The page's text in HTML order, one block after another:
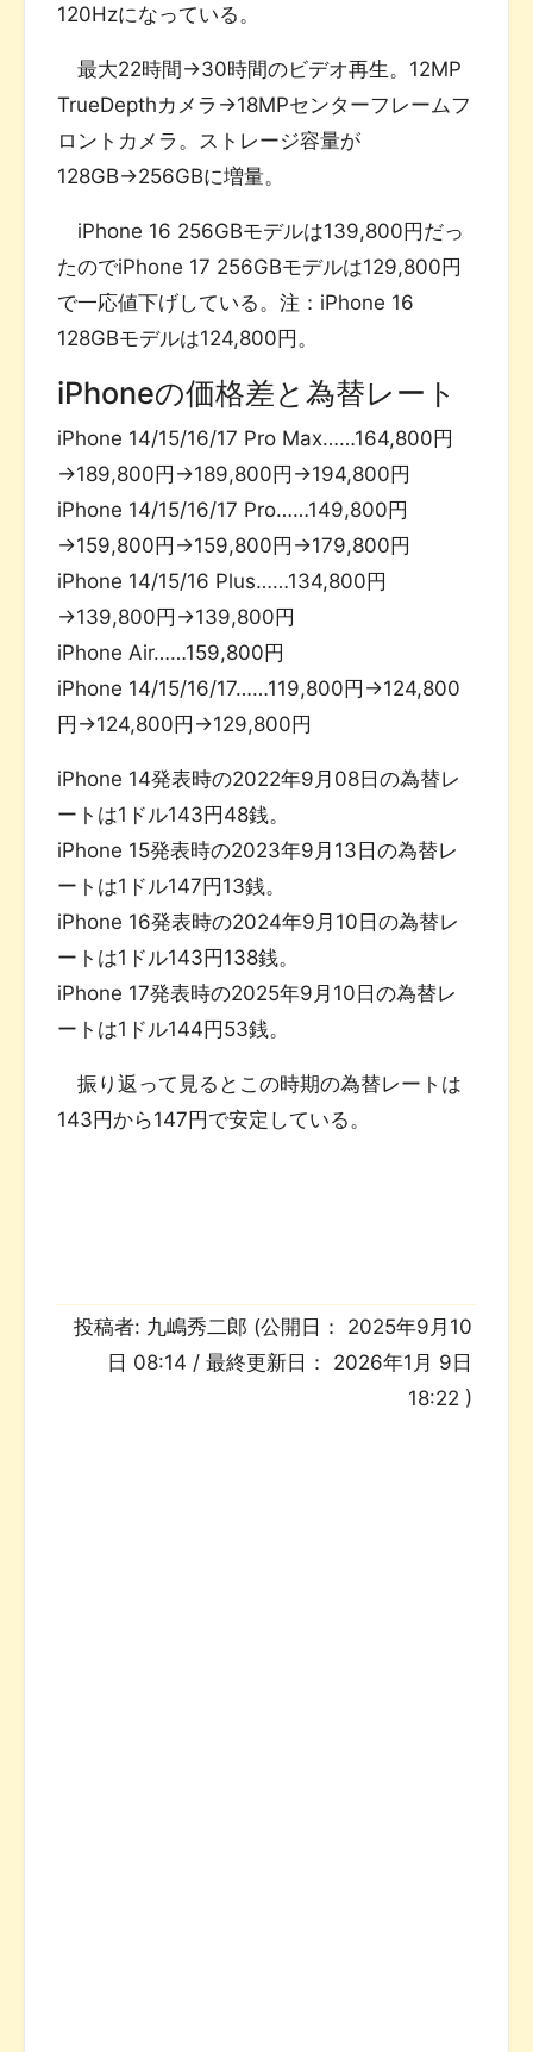
120Hzになっている。
最大22時間→30時間のビデオ再生。12MP
TrueDepthカメラ→18MPセンターフレームフ
ロントカメラ。ストレージ容量が
128GB→256GBに増量。
iPhone 16 256GBモデルは139,800円だっ
たのでiPhone 17 256GBモデルは129,800円
で一応値下げしている。注：iPhone 16
128GBモデルは124,800円。
iPhoneの価格差と為替レート
iPhone 14/15/16/17 Pro Max……164,800円
→189,800円→189,800円→194,800円
iPhone 14/15/16/17 Pro……149,800円
→159,800円→159,800円→179,800円
iPhone 14/15/16 Plus……134,800円
→139,800円→139,800円
iPhone Air……159,800円
iPhone 14/15/16/17……119,800円→124,800
円→124,800円→129,800円
iPhone 14発表時の2022年9月08日の為替レ
ートは1ドル143円48銭。
iPhone 15発表時の2023年9月13日の為替レ
ートは1ドル147円13銭。
iPhone 16発表時の2024年9月10日の為替レ
ートは1ドル143円138銭。
iPhone 17発表時の2025年9月10日の為替レ
ートは1ドル144円53銭。
振り返って見るとこの時期の為替レートは
143円から147円で安定している。
投稿者: 九嶋秀二郎 (公開日： 2025年9月10
日 08:14 / 最終更新日： 2026年1月 9日
18:22 )